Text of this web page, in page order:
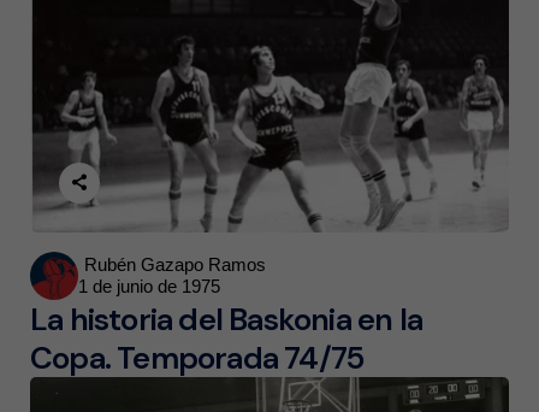
Posted
by
Rubén Gazapo Ramos
1 de junio de 1975
La historia del Baskonia en la
Copa. Temporada 74/75